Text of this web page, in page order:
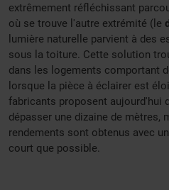
extrêmement réfléchissant
où se trouve l'autre extrémité (le
lumière naturelle parvient à des
sous la toiture. Cette solution
dans les logements comportant
lorsque la pièce à éclairer est
fabricants proposent aujourd'hui
dépasser une dizaine de mètres,
rendements sont obtenus avec
court que possible.